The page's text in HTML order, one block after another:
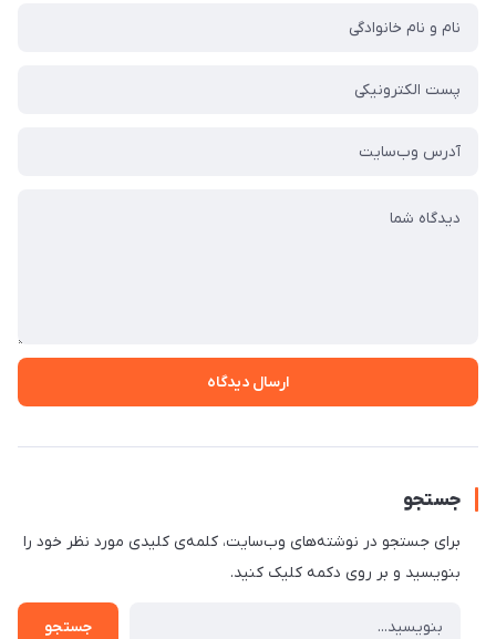
ارسال دیدگاه
جستجو
برای جستجو در نوشته‌های وب‌سایت، کلمه‌ی کلیدی مورد نظر خود را
بنویسید و بر روی دکمه کلیک کنید.
جستجو